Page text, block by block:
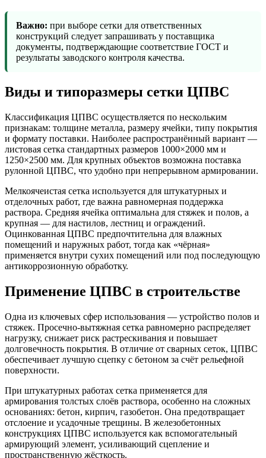
Важно: при выборе сетки для ответственных
конструкций следует запрашивать у поставщика
документы, подтверждающие соответствие ГОСТ и
результаты заводского контроля качества.
Виды и типоразмеры сетки ЦПВС
Классификация ЦПВС осуществляется по нескольким
признакам: толщине металла, размеру ячейки, типу покрытия
и формату поставки. Наиболее распространённый вариант —
листовая сетка стандартных размеров 1000×2000 мм и
1250×2500 мм. Для крупных объектов возможна поставка
рулонной ЦПВС, что удобно при непрерывном армировании.
Мелкоячеистая сетка используется для штукатурных и
отделочных работ, где важна равномерная поддержка
раствора. Средняя ячейка оптимальна для стяжек и полов, а
крупная — для настилов, лестниц и ограждений.
Оцинкованная ЦПВС предпочтительна для влажных
помещений и наружных работ, тогда как «чёрная»
применяется внутри сухих помещений или под последующую
антикоррозионную обработку.
Применение ЦПВС в строительстве
Одна из ключевых сфер использования — устройство полов и
стяжек. Просечно-вытяжная сетка равномерно распределяет
нагрузку, снижает риск растрескивания и повышает
долговечность покрытия. В отличие от сварных сеток, ЦПВС
обеспечивает лучшую сцепку с бетоном за счёт рельефной
поверхности.
При штукатурных работах сетка применяется для
армирования толстых слоёв раствора, особенно на сложных
основаниях: бетон, кирпич, газобетон. Она предотвращает
отслоение и усадочные трещины. В железобетонных
конструкциях ЦПВС используется как вспомогательный
армирующий элемент, усиливающий сцепление и
пространственную жёсткость.